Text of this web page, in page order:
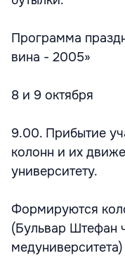
Программа
вина - 2005»
8 и 9 октября
9.00. Прибытие
колонн и их
университету.
Формируются
(Бульвар Штефан
медуниверситета)